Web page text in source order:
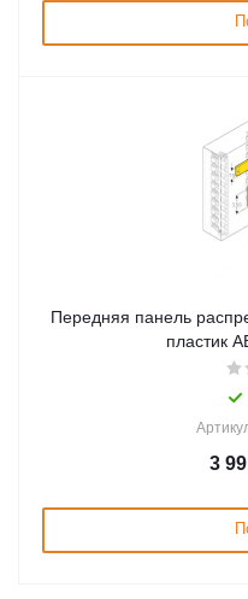
Передняя панель
пластик
3